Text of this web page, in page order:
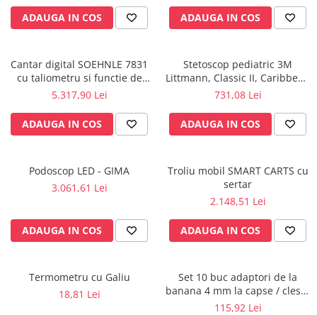
Accesorii vase
Tevi cupru si accesorii
Lavoare apa sterila
Lavoare chirurgicale
Capsule, filtre finale apa sterila
Electrochirurgie
Manere pentru electrocautere
Cabluri conectare electrozi neutri
Electrozi neutri
Radiocautere
Aspiratoare de fum
ADAUGA IN COS ADAUGA IN COS
Cantar digital SOEHNLE 7831
cu taliometru si functie de
BMI
5.317,90 Lei
ADAUGA IN COS
Stetoscop pediatric 3M
Littmann, Classic II, Caribbean
Blue 2153
731,08 Lei
ADAUGA IN COS
Podoscop LED - GIMA
3.061,61 Lei
ADAUGA IN COS
Troliu mobil SMART CARTS cu
sertar
2.148,51 Lei
ADAUGA IN COS
Termometru cu Galiu
18,81 Lei
Set 10 buc adaptori de la
banana 4 mm la capse / cleste
ekg
115,92 Lei